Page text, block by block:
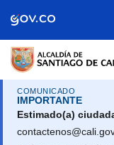
COMUNICADO
IMPORTANTE
Estimado(a)